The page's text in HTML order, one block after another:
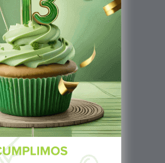
- 5:00pm
Av Nte, #3206, Local 9, San
6986 1402
7687 3923